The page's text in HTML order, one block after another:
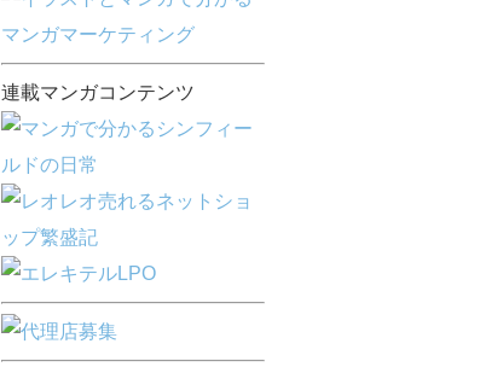
連載マンガコンテンツ